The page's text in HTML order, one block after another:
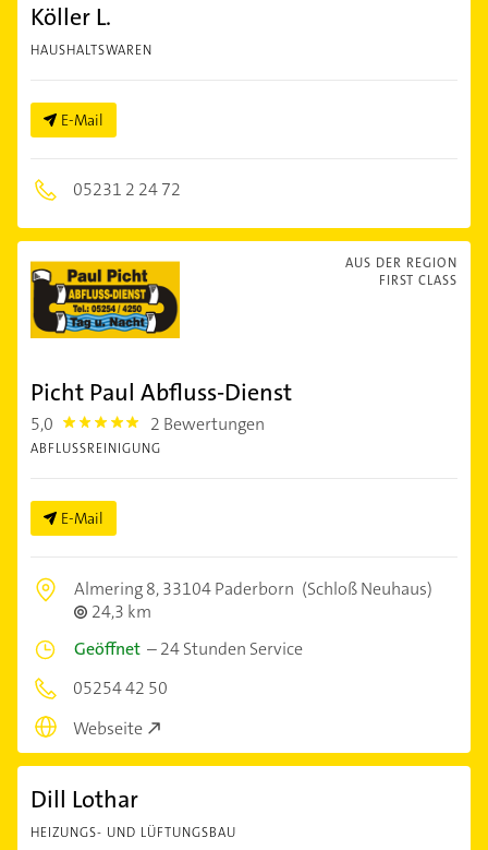
Köller L.
HAUSHALTSWAREN
E-Mail
05231 2 24 72
AUS DER REGION
FIRST CLASS
Picht Paul Abfluss-Dienst
5,0 5.0 2 Bewertungen
ABFLUSSREINIGUNG
E-Mail
Almering 8,33104 Paderborn (Schloß Neuhaus)
24,3 km
Geöffnet –24 Stunden Service
05254 42 50
Webseite
Dill Lothar
HEIZUNGS- UND LÜFTUNGSBAU